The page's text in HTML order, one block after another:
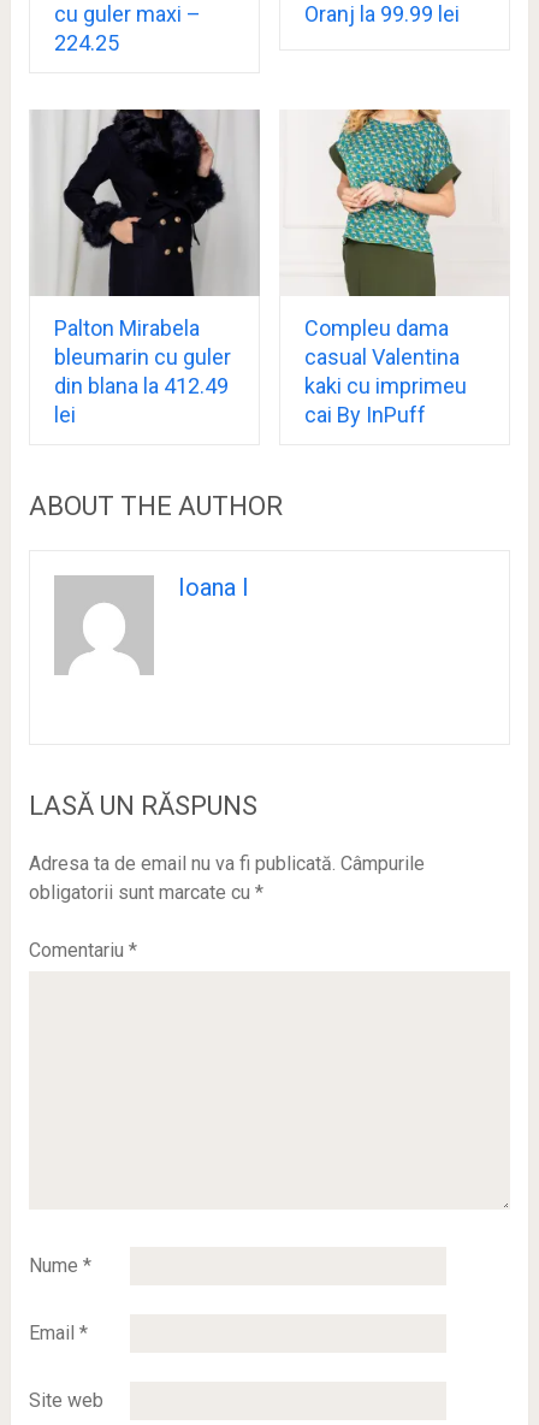
cu guler maxi –
224.25
Oranj la 99.99 lei
Palton Mirabela
bleumarin cu guler
din blana la 412.49
lei
Compleu dama
casual Valentina
kaki cu imprimeu
cai By InPuff
ABOUT THE AUTHOR
Ioana I
LASĂ UN RĂSPUNS
Adresa ta de email nu va fi publicată. Câmpurile
obligatorii sunt marcate cu *
Comentariu *
Nume *
Email *
Site web